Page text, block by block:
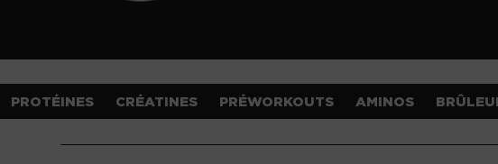
PROTÉINES CRÉATINES PRÉWORKOUTS AMINOS